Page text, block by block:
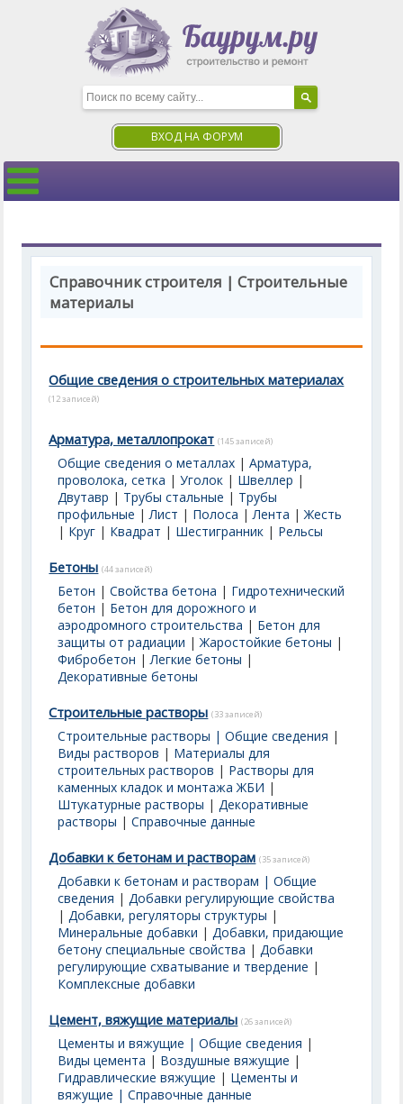
ВХОД НА ФОРУМ
Справочник строителя | Строительные
материалы
Общие сведения о строительных материалах
(12 записей)
Арматура, металлопрокат (145 записей)
Общие сведения о металлах |Арматура,
проволока, сетка |Уголок | Швеллер |
Двутавр | Трубы стальные | Трубы
профильные |Лист | Полоса |Лента |Жесть
| Круг | Квадрат | Шестигранник | Рельсы
Бетоны (44 записей)
Бетон |Свойства бетона | Гидротехнический
бетон | Бетон для дорожного и
аэродромного строительства | Бетон для
защиты от радиации |Жаростойкие бетоны |
Фибробетон |Легкие бетоны |
Декоративные бетоны
Строительные растворы (33 записей)
Строительные растворы | Общие сведения |
Виды растворов | Материалы для
строительных растворов | Растворы для
каменных кладок и монтажа ЖБИ |
Штукатурные растворы |Декоративные
растворы |Справочные данные
Добавки к бетонам и растворам (35 записей)
Добавки к бетонам и растворам | Общие
сведения |Добавки регулирующие свойства
|Добавки, регуляторы структуры |
Минеральные добавки |Добавки, придающие
бетону специальные свойства |Добавки
регулирующие схватывание и твердение |
Комплексные добавки
Цемент, вяжущие материалы (26 записей)
Цементы и вяжущие | Общие сведения |
Виды цемента | Воздушные вяжущие |
Гидравлические вяжущие | Цементы и
вяжущие | Справочные данные